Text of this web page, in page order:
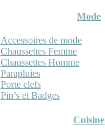
Mode
Accessoires de mode
Chaussettes Femme
Chaussettes Homme
Parapluies
Porte clefs
Pin’s et Badges
Cuisine